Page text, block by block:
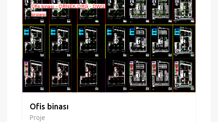
Ofis binası
Proje